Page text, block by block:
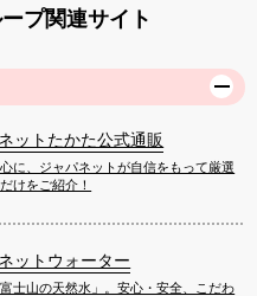
プ関連サイト
ットたかた公式通販
に、ジャパネットが自信をもって厳選
けをご紹介！
ットウォーター
富士山の天然水」。安心・安全、こだわ